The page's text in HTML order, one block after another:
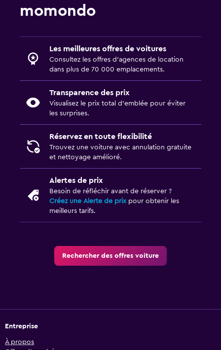
momondo
Les meilleures offres de voitures
Consultez les offres d’agences de location
dans plus de 70 000 emplacements.
Transparence des prix
Visualisez le prix total d’emblée pour éviter
les surprises.
Réservez en toute flexibilité
Trouvez une voiture avec annulation gratuite
et nettoyage amélioré.
Alertes de prix
Besoin de réfléchir avant de réserver ?
Créez une Alerte de prixpour obtenir les
meilleurs tarifs.
Rechercher des offres voiture
Entreprise
À propos